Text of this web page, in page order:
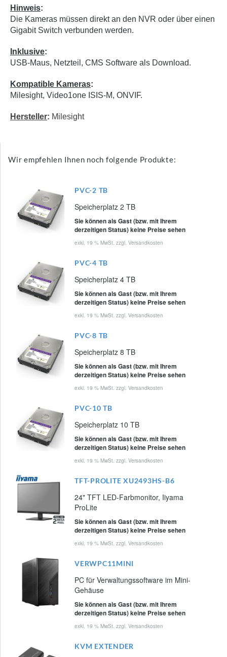
Hinweis:
Die Kameras müssen direkt an den NVR oder über einen
Gigabit Switch verbunden werden.
Inklusive:
USB-Maus, Netzteil, CMS Software als Download.
Kompatible Kameras:
Milesight, Video1one ISIS-M, ONVIF.
Hersteller: Milesight
Wir empfehlen Ihnen noch folgende Produkte:
PVC-2 TB
Speicherplatz 2 TB
Sie können als Gast (bzw. mit Ihrem
derzeitigen Status) keine Preise sehen
exkl. 19 % MwSt. zzgl.Versandkosten
PVC-4 TB
Speicherplatz 4 TB
Sie können als Gast (bzw. mit Ihrem
derzeitigen Status) keine Preise sehen
exkl. 19 % MwSt. zzgl.Versandkosten
PVC-8 TB
Speicherplatz 8 TB
Sie können als Gast (bzw. mit Ihrem
derzeitigen Status) keine Preise sehen
exkl. 19 % MwSt. zzgl.Versandkosten
PVC-10 TB
Speicherplatz 10 TB
Sie können als Gast (bzw. mit Ihrem
derzeitigen Status) keine Preise sehen
exkl. 19 % MwSt. zzgl.Versandkosten
TFT-PROLITE XU2493HS-B6
24" TFT LED-Farbmonitor, Iiyama
ProLite
Sie können als Gast (bzw. mit Ihrem
derzeitigen Status) keine Preise sehen
exkl. 19 % MwSt. zzgl.Versandkosten
VERWPC11MINI
PC für Verwaltungssoftware im Mini-
Gehäuse
Sie können als Gast (bzw. mit Ihrem
derzeitigen Status) keine Preise sehen
exkl. 19 % MwSt. zzgl.Versandkosten
KVM EXTENDER